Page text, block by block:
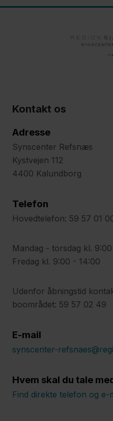
Kontakt os
Adresse
Synscenter Refsnæs
Kystvejen 112
4400 Kalundborg
Telefon
Hovedtelefon: 59 57 01
Mandag - torsdag kl.
Fredag kl. 9:00 - 14:00
Udenfor åbningstid
boområdet: 59 57 02 49
E-mail
synscenter-
Hvem skal du tale
Find direkte telefon og e-